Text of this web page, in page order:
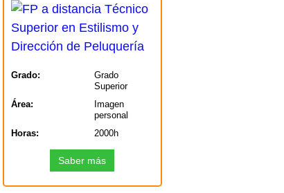
Grado:
Grado
Superior
Área:
Imagen
personal
Horas:
2000h
Saber más